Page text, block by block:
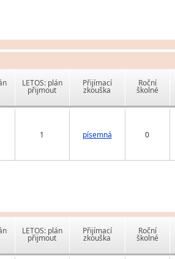
LETOS: plán
přijmout
Přijímací
zkouška
Roční
školné
1 písemná 0
LETOS: plán
přijmout
Přijímací
zkouška
Roční
školné